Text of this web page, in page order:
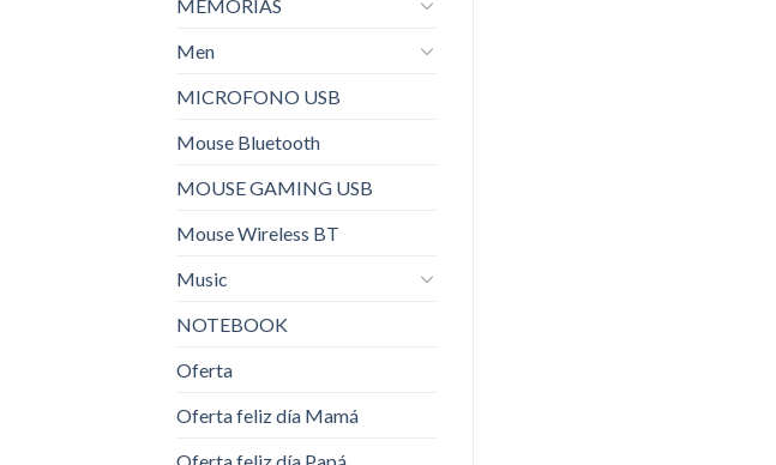
MEMORIAS
Men
MICROFONO USB
Mouse Bluetooth
MOUSE GAMING USB
Mouse Wireless BT
Music
NOTEBOOK
Oferta
Oferta feliz día Mamá
Oferta feliz día Papá